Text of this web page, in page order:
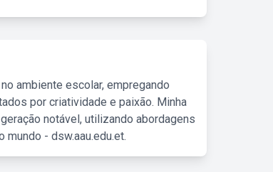
ambiente escolar, empregando
por criatividade e paixão. Minha
notável, utilizando abordagens
- dsw.aau.edu.et.